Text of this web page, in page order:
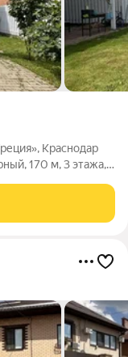
Краснодар
170 м, 3 этажа,